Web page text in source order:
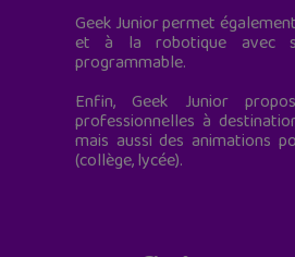
Geek Junior permet
et à la robotique avec
programmable.
Enfin, Geek Junior
professionnelles à
mais aussi des animations
(collège, lycée).